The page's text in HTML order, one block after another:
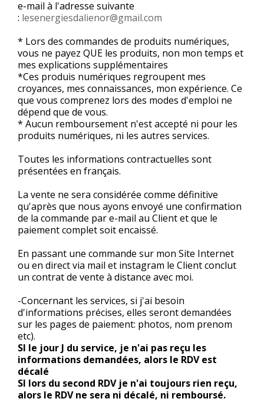
e-mail à l'adresse suivante
: lesenergiesdalienor@gmail.com
* Lors des commandes de produits numériques,
vous ne payez QUE les produits, non mon temps et
mes explications supplémentaires
*Ces produis numériques regroupent mes
croyances, mes connaissances, mon expérience. Ce
que vous comprenez lors des modes d'emploi ne
dépend que de vous.
* Aucun remboursement n'est accepté ni pour les
produits numériques, ni les autres services.
Toutes les informations contractuelles sont
présentées en français.
La vente ne sera considérée comme définitive
qu'après que nous ayons envoyé une confirmation
de la commande par e-mail au Client et que le
paiement complet soit encaissé.
En passant une commande sur mon Site Internet
ou en direct via mail et instagram le Client conclut
un contrat de vente à distance avec moi.
-Concernant les services, si j'ai besoin
d'informations précises, elles seront demandées
sur les pages de paiement: photos, nom prenom
etc).
SI le jour J du service, je n'ai pas reçu les
informations demandées, alors le RDV est
décalé
SI lors du second RDV je n'ai toujours rien reçu,
alors le RDV ne sera ni décalé, ni remboursé.